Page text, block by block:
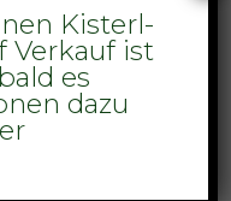
Kisterl-
Verkauf ist
es
dazu